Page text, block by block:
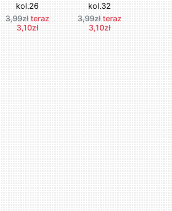
kol.26
3,99zł teraz
3,10zł
kol.32
3,99zł teraz
3,10zł